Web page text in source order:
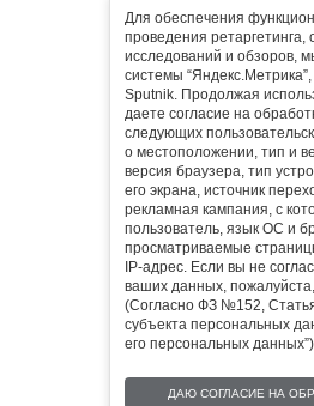
Для обеспечения
проведения ретаргетинга,
исследований и обзоров,
системы
Sputnik. Продолжая
даете согласие на
следующих
о местоположении, тип и
версия браузера, тип
его экрана, источник
рекламная кампания, с
пользователь, язык ОС и
просматриваемые
IP-адрес. Если вы не
ваших данных, пожалуйста,
(Согласно ФЗ №152,
субъекта персональных
его персональных
ДАЮ СОГЛАСИЕ НА